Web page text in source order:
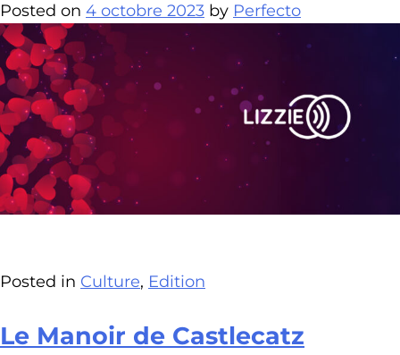
Posted on 4 octobre 2023 by Perfecto
Posted in Culture, Edition
Le Manoir de Castlecatz